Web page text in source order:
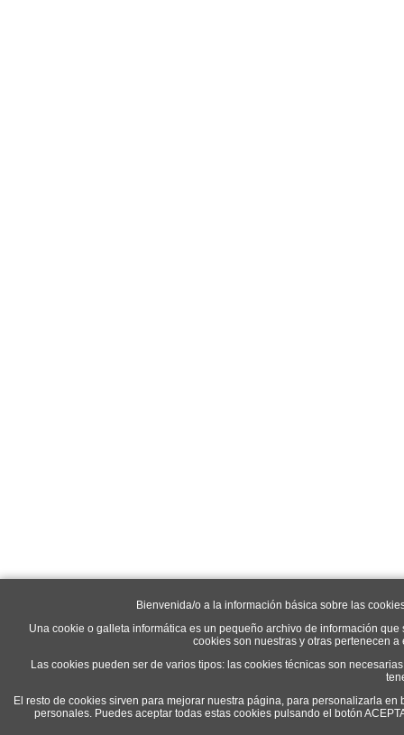
Bienvenida/o a la información básica sobre las
Una cookie o galleta informática es un pequeño archivo de información
cookies son nuestras y otras pertenecen
Las cookies pueden ser de varios tipos: las cookies técnicas son
El resto de cookies sirven para mejorar nuestra página, para personalizarla
personales. Puedes aceptar todas estas cookies pulsando el botón